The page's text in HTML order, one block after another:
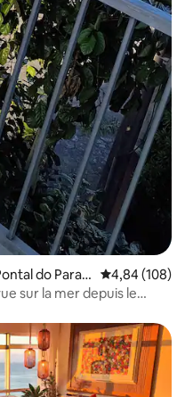
do Paran
Évaluation
4,84 (108)
sur la mer depuis le